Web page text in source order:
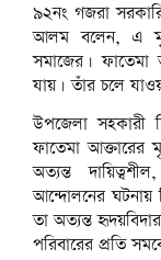
৯২নং গজরা
আলম বলেন, এ
সমাজের।
যায়। তাঁর চলে
উপজেলা সহকারী
ফাতেমা আক্তারের
অত্যন্ত
আন্দোলনের
তা অত্যন্ত
পরিবারের প্রতি